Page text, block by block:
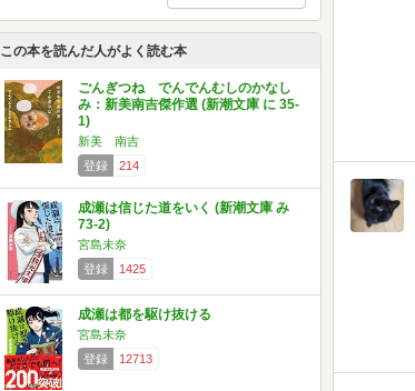
この本を読んだ人がよく読む本
ごんぎつね でんでんむしのかなし
み：新美南吉傑作選 (新潮文庫 に 35-
1)
新美 南吉
登録
214
成瀬は信じた道をいく (新潮文庫 み
73-2)
宮島未奈
登録
1425
成瀬は都を駆け抜ける
宮島未奈
登録
12713